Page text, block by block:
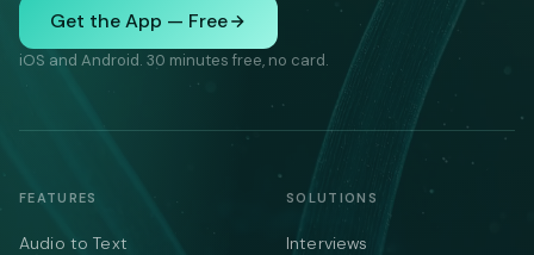
Get the App — Free
iOS and Android. 30 minutes free, no card.
FEATURES
Audio to Text
SOLUTIONS
Interviews